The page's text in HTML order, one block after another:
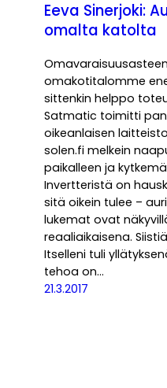
Eeva Sinerjoki:
omalta katolta
omakotitalomme
sittenkin helppo
Satmatic toimitti
oikeanlaisen
solen.fi melkein
paikalleen ja
Invertteristä on
sitä oikein tulee –
lukemat ovat
reaaliaikaisena.
Itselleni tuli
tehoa on…
21.3.2017